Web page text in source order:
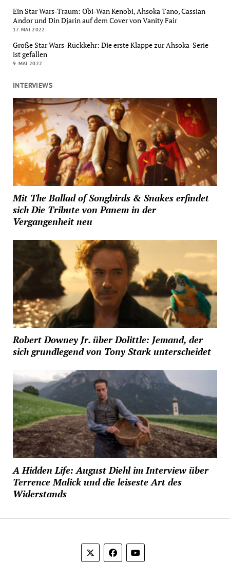
Ein Star Wars-Traum: Obi-Wan Kenobi, Ahsoka Tano, Cassian
Andor und Din Djarin auf dem Cover von Vanity Fair
17. MAI 2022
Große Star Wars-Rückkehr: Die erste Klappe zur Ahsoka-Serie
ist gefallen
9. MAI 2022
INTERVIEWS
Mit The Ballad of Songbirds & Snakes erfindet
sich Die Tribute von Panem in der
Vergangenheit neu
Robert Downey Jr. über Dolittle: Jemand, der
sich grundlegend von Tony Stark unterscheidet
A Hidden Life: August Diehl im Interview über
Terrence Malick und die leiseste Art des
Widerstands